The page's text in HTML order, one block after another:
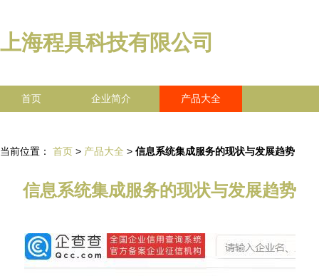
上海程具科技有限公司
首页 企业简介 产品大全
当前位置： 首页 > 产品大全 > 信息系统集成服务的现状与发展趋势
信息系统集成服务的现状与发展趋势